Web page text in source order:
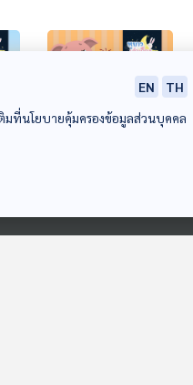
หูยาวเล่าเรื่อง
EN
TH
มที่นโยบายคุ้มครองข้อมูลส่วนบุคคล